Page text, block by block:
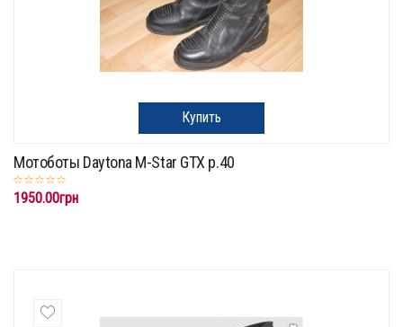
Купить
Мотоботы Daytona M-Star GTX р.40
1950.00грн